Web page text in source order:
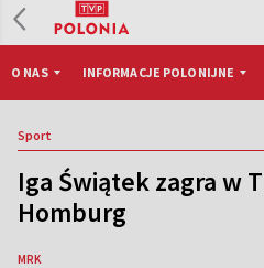
O NAS INFORMACJE POLONIJNE
Sport
Iga Świątek zagra w
Homburg
MRK